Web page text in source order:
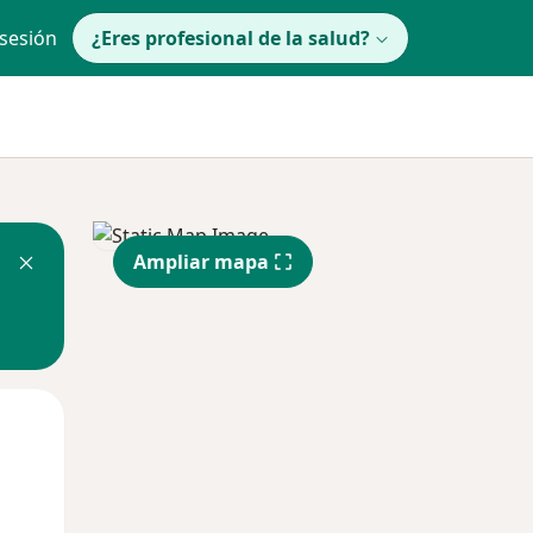
¿Eres profesional de la salud?
Ampliar mapa